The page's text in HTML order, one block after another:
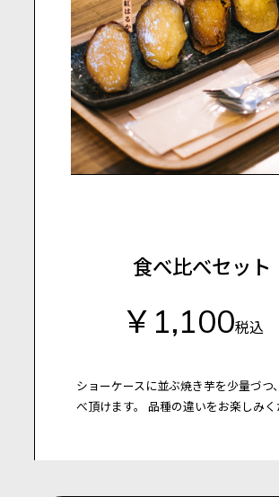
食べ比べセット
￥1,100税込
ショーケースに並ぶ焼き芋を少量づつ
べ頂けます。
品種の違いをお楽しみく